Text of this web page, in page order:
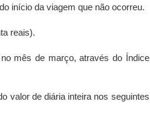
início da viagem que não ocorreu.
reais).
mês de março, através do Índice
de diária inteira nos seguintes